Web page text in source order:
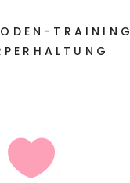
TRAINING
